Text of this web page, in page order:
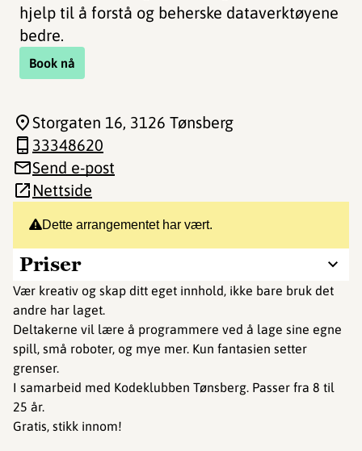
hjelp til å forstå og beherske dataverktøyene
bedre.
Book nå
Dette arrangementet har vært.
Priser
Vær kreativ og skap ditt eget innhold, ikke bare bruk det
andre har laget.
Deltakerne vil lære å programmere ved å lage sine egne
spill, små roboter, og mye mer. Kun fantasien setter
grenser.
I samarbeid med Kodeklubben Tønsberg. Passer fra 8 til
25 år.
Gratis, stikk innom!
Storgaten 16, 3126 Tønsberg
33348620
Send e-post
Nettside